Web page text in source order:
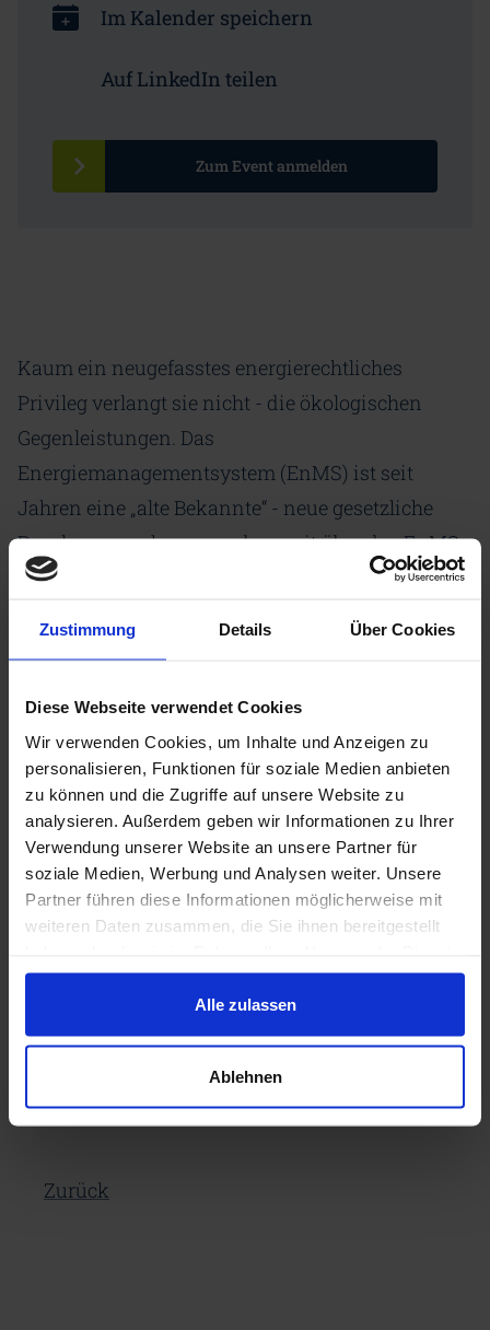
Zustimmung Details Über Cookies
Diese Webseite verwendet Cookies
Wir verwenden Cookies, um Inhalte und Anzeigen zu
personalisieren, Funktionen für soziale Medien anbieten
zu können und die Zugriffe auf unsere Website zu
analysieren. Außerdem geben wir Informationen zu Ihrer
Verwendung unserer Website an unsere Partner für
soziale Medien, Werbung und Analysen weiter. Unsere
Partner führen diese Informationen möglicherweise mit
weiteren Daten zusammen, die Sie ihnen bereitgestellt
gesammelt haben.
Alle zulassen
Ablehnen
Im Kalender speichern
Auf LinkedIn teilen
Zum Event anmelden
Kaum ein neugefasstes energierechtliches
Privileg verlangt sie nicht - die ökologischen
Gegenleistungen. Das
Energiemanagementsystem (EnMS) ist seit
Jahren eine „alte Bekannte“ - neue gesetzliche
Regelungen gehen nun aber weit über das EnMS
hinaus und verlangen eine konkrete Umsetzung
Unternehmen, die Privilegien in Anspruch
die BECV-Antragstellung, die
Strompreiskompensation oder (zukünftige)
Begünstigungen bei der Energiesteuer nach der
Vorgabe der EU-Energiesteuerrichtlinie. Neben
den Privilegierungstatbeständen findet sich in
der neuen EnSimiMa-Verordnung die Pflicht zur
Umsetzung von Energieeinsparmaßnahmen vor
Gasmangellage und belegt die Nichteinhaltung
mit Sanktionen.
Zurück